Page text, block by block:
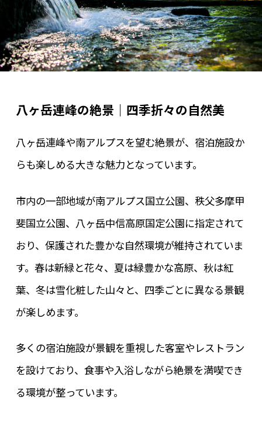
八ヶ岳連峰の絶景｜四季折々の自然美
八ヶ岳連峰や南アルプスを望む絶景が、宿泊施設か
らも楽しめる大きな魅力となっています。
市内の一部地域が南アルプス国立公園、秩父多摩甲
斐国立公園、八ヶ岳中信高原国定公園に指定されて
おり、保護された豊かな自然環境が維持されていま
す。春は新緑と花々、夏は緑豊かな高原、秋は紅
葉、冬は雪化粧した山々と、四季ごとに異なる景観
が楽しめます。
多くの宿泊施設が景観を重視した客室やレストラン
を設けており、食事や入浴しながら絶景を満喫でき
る環境が整っています。